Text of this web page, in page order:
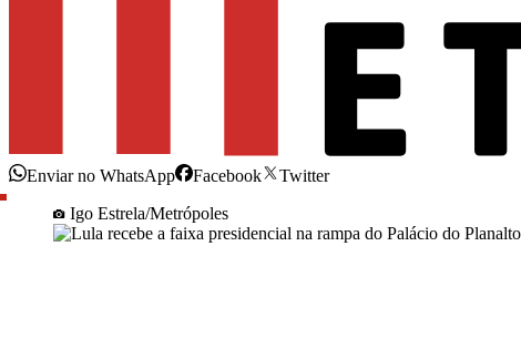
Enviar no WhatsApp Facebook
Twitter
Igo Estrela/Metrópoles